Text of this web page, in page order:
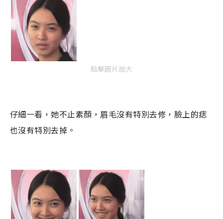
點擊圖片放大
仔細一看，她不止素顏，眉毛沒有特別去修，臉上的痣
也沒有特別去掉。